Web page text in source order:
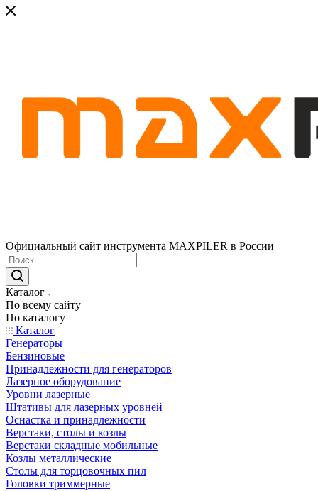
Официальный сайт инструмента MAXPILER в России
Каталог
По всему сайту
По каталогу
Каталог
Генераторы
Бензиновые
Принадлежности для генераторов
Лазерное оборудование
Уровни лазерные
Штативы для лазерных уровней
Оснастка и принадлежности
Верстаки, столы и козлы
Верстаки складные мобильные
Козлы металлические
Столы для торцовочных пил
Головки триммерные